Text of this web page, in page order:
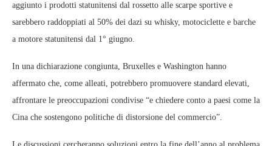
aggiunto i prodotti statunitensi dal rossetto alle scarpe sportive e
sarebbero raddoppiati al 50% dei dazi su whisky, motociclette e barche
a motore statunitensi dal 1° giugno.
In una dichiarazione congiunta, Bruxelles e Washington hanno
affermato che, come alleati, potrebbero promuovere standard elevati,
affrontare le preoccupazioni condivise “e chiedere conto a paesi come la
Cina che sostengono politiche di distorsione del commercio”.